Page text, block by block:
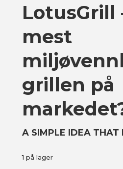
LotusGrill
mest
grillen på
A SIMPLE IDEA THAT
1 på lager